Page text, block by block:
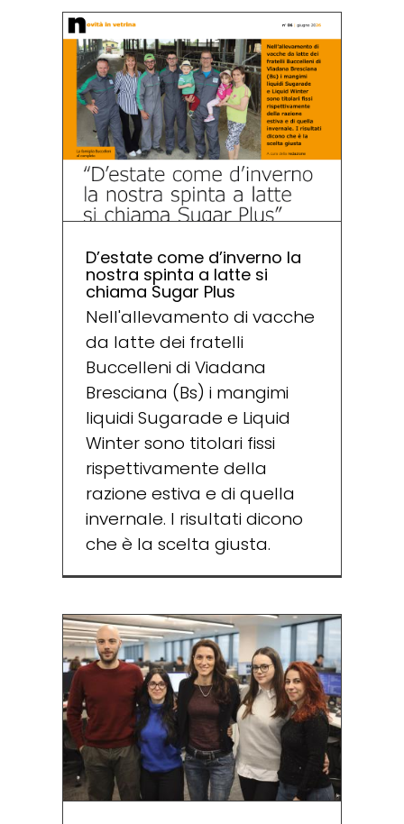
D’estate come d’inverno la
nostra spinta a latte si
chiama Sugar Plus
Nell'allevamento di vacche
da latte dei fratelli
Buccelleni di Viadana
Bresciana (Bs) i mangimi
liquidi Sugarade e Liquid
Winter sono titolari fissi
rispettivamente della
razione estiva e di quella
invernale. I risultati dicono
che è la scelta giusta.